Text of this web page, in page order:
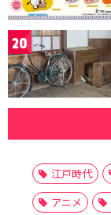
20
江戸時代
アニメ